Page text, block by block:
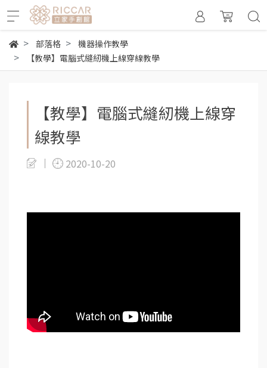
部落格
機器操作教學
【教學】電腦式縫紉機上線穿線教學
【教學】電腦式縫紉機上線穿
線教學
2020-10-20